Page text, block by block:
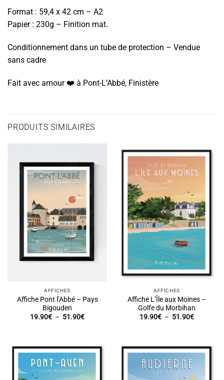
Format : 59,4 x 42 cm – A2
Papier : 230g – Finition mat.
Conditionnement dans un tube de protection – Vendue
sans cadre
Fait avec amour ❤️️ à Pont-L’Abbé, Finistère
PRODUITS SIMILAIRES
AFFICHES
Affiche Pont l’Abbé – Pays
Bigouden
19.90€ – 51.90€Plage
51.90€
AFFICHES
Affiche L’Île aux Moines –
Golfe du Morbihan
19.90€ – 51.90€Plage
51.90€